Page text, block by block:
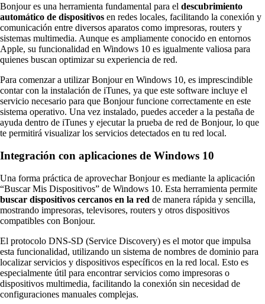
Bonjour es una herramienta fundamental para el descubrimiento
automático de dispositivos en redes locales, facilitando la conexión y
comunicación entre diversos aparatos como impresoras, routers y
sistemas multimedia. Aunque es ampliamente conocido en entornos
Apple, su funcionalidad en Windows 10 es igualmente valiosa para
quienes buscan optimizar su experiencia de red.
Para comenzar a utilizar Bonjour en Windows 10, es imprescindible
contar con la instalación de iTunes, ya que este software incluye el
servicio necesario para que Bonjour funcione correctamente en este
sistema operativo. Una vez instalado, puedes acceder a la pestaña de
ayuda dentro de iTunes y ejecutar la prueba de red de Bonjour, lo que
te permitirá visualizar los servicios detectados en tu red local.
Integración con aplicaciones de Windows 10
Una forma práctica de aprovechar Bonjour es mediante la aplicación
“Buscar Mis Dispositivos” de Windows 10. Esta herramienta permite
buscar dispositivos cercanos en la red de manera rápida y sencilla,
mostrando impresoras, televisores, routers y otros dispositivos
compatibles con Bonjour.
El protocolo DNS-SD (Service Discovery) es el motor que impulsa
esta funcionalidad, utilizando un sistema de nombres de dominio para
localizar servicios y dispositivos específicos en la red local. Esto es
especialmente útil para encontrar servicios como impresoras o
dispositivos multimedia, facilitando la conexión sin necesidad de
configuraciones manuales complejas.